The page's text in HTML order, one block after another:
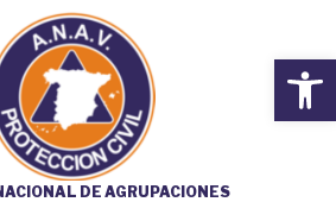
DE AGRUPACIONES